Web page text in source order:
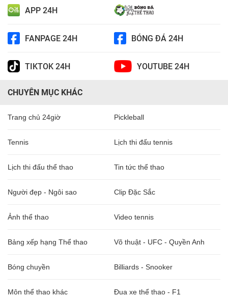
APP 24H
FANPAGE 24H BÓNG ĐÁ 24H
TIKTOK 24H YOUTUBE 24H
CHUYÊN MỤC KHÁC
Trang chủ 24giờ Pickleball
Tennis Lịch thi đấu tennis
Lịch thi đấu thể thao Tin tức thể thao
Người đẹp - Ngôi sao Clip Đặc Sắc
Ảnh thể thao Video tennis
Bảng xếp hạng Thể thao Võ thuật - UFC - Quyền Anh
Bóng chuyền Billiards - Snooker
Môn thể thao khác Đua xe thể thao - F1